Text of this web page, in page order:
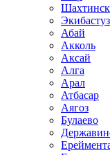
Шахтинск
Экибастуз
Абай
Акколь
Аксай
Алга
Арал
Атбасар
Аягоз
Булаево